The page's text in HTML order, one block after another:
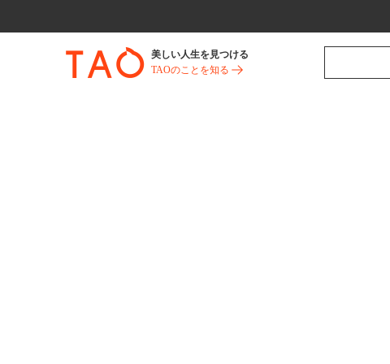
美しい人生を見つける
TAOのことを知る